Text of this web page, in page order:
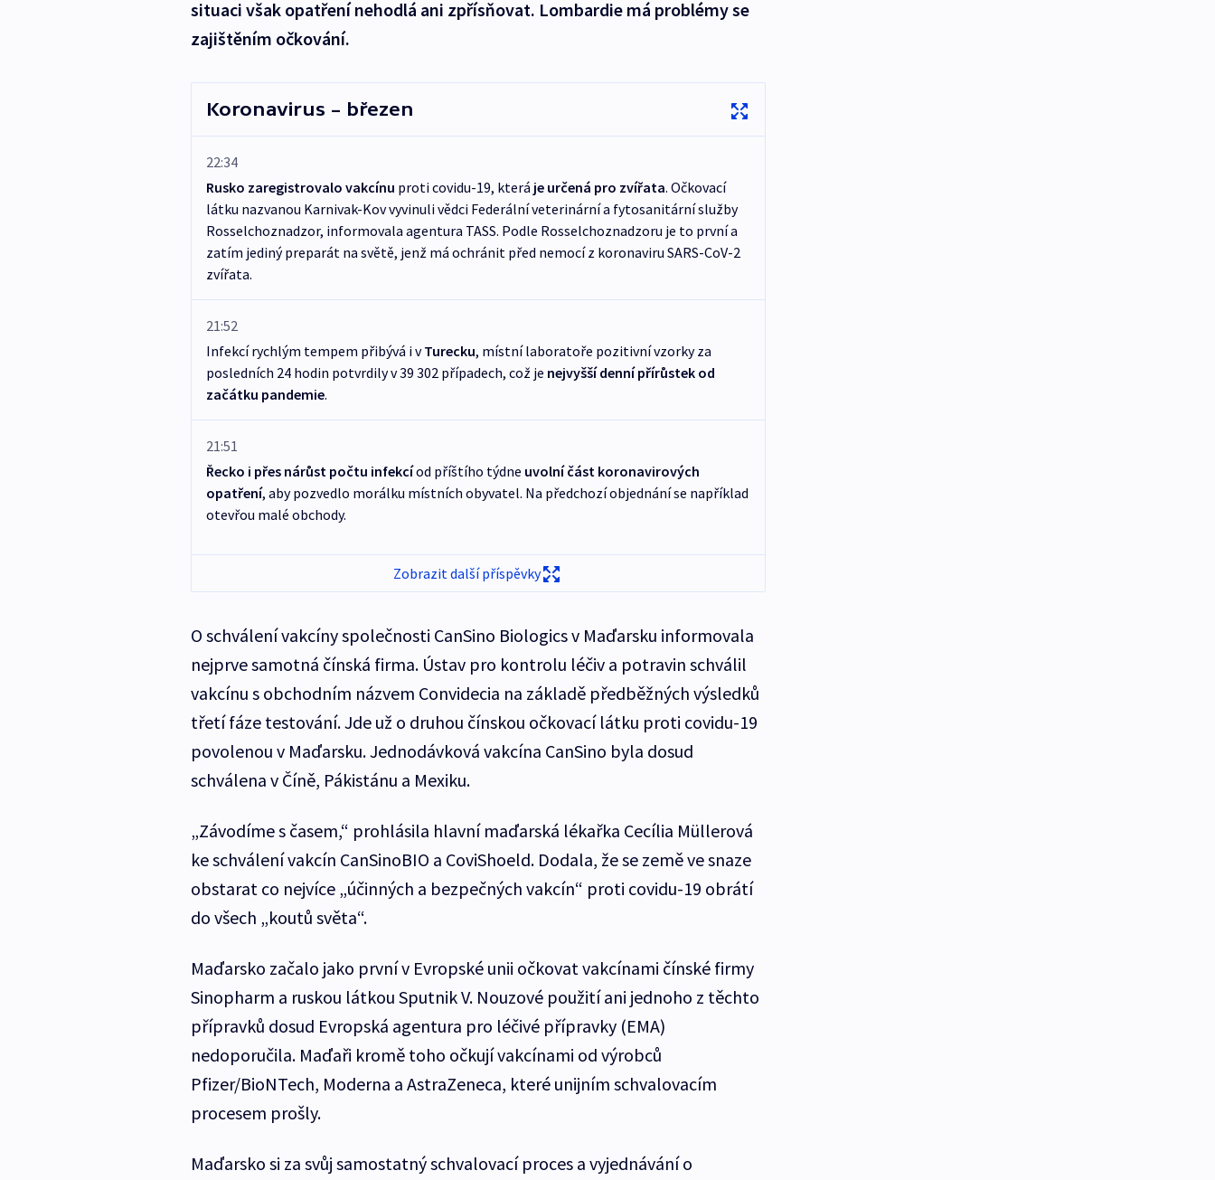
situaci však opatření nehodlá ani zpřísňovat. Lombardie má problémy se
zajištěním očkování.
Koronavirus – březen
22:34
Rusko zaregistrovalo vakcínu proti covidu-19, která je určená pro zvířata. Očkovací
látku nazvanou Karnivak-Kov vyvinuli vědci Federální veterinární a fytosanitární služby
Rosselchoznadzor, informovala agentura TASS. Podle Rosselchoznadzoru je to první a
zatím jediný preparát na světě, jenž má ochránit před nemocí z koronaviru SARS-CoV-2
zvířata.
21:52
Infekcí rychlým tempem přibývá i vTurecku, místní laboratoře pozitivní vzorky za
posledních 24 hodin potvrdily v 39 302 případech, což je nejvyšší denní přírůstek od
začátku pandemie.
21:51
Řecko i přes nárůst počtu infekcíod příštího týdne uvolní část koronavirových
opatření, aby pozvedlo morálku místních obyvatel. Na předchozí objednání se například
otevřou malé obchody.
Zobrazit další příspěvky
O schválení vakcíny společnosti CanSino Biologics v Maďarsku informovala
nejprve samotná čínská firma. Ústav pro kontrolu léčiv a potravin schválil
vakcínu s obchodním názvem Convidecia na základě předběžných výsledků
třetí fáze testování. Jde už o druhou čínskou očkovací látku proti covidu-19
povolenou v Maďarsku. Jednodávková vakcína CanSino byla dosud
schválena v Číně, Pákistánu a Mexiku.
„Závodíme s časem,“ prohlásila hlavní maďarská lékařka Cecília Müllerová
ke schválení vakcín CanSinoBIO a CoviShoeld. Dodala, že se země ve snaze
obstarat co nejvíce „účinných a bezpečných vakcín“ proti covidu-19 obrátí
do všech „koutů světa“.
Maďarsko začalo jako první v Evropské unii očkovat vakcínami čínské firmy
Sinopharm a ruskou látkou Sputnik V. Nouzové použití ani jednoho z těchto
přípravků dosud Evropská agentura pro léčivé přípravky (EMA)
nedoporučila. Maďaři kromě toho očkují vakcínami od výrobců
Pfizer/BioNTech, Moderna a AstraZeneca, které unijním schvalovacím
procesem prošly.
Maďarsko si za svůj samostatný schvalovací proces a vyjednávání o